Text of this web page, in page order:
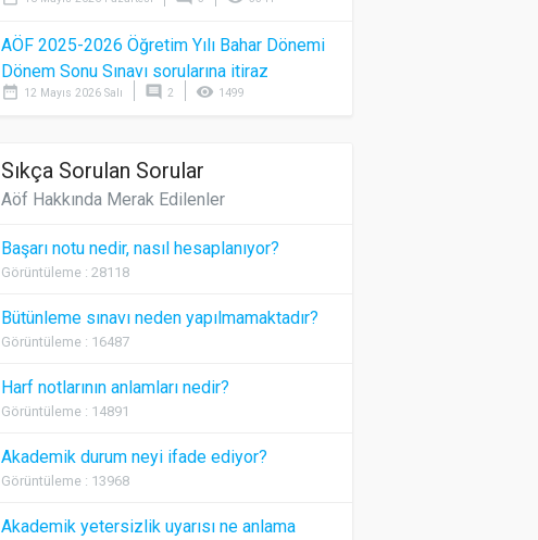
AÖF 2025-2026 Öğretim Yılı Bahar Dönemi
Dönem Sonu Sınavı sorularına itiraz
date_range 12 Mayıs 2026 Salı comment 2 visibility 1499
Sıkça Sorulan Sorular
Aöf Hakkında Merak Edilenler
Başarı notu nedir, nasıl hesaplanıyor?
Görüntüleme : 28118
Bütünleme sınavı neden yapılmamaktadır?
Görüntüleme : 16487
Harf notlarının anlamları nedir?
Görüntüleme : 14891
Akademik durum neyi ifade ediyor?
Görüntüleme : 13968
Akademik yetersizlik uyarısı ne anlama